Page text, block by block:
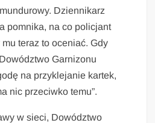
Dziennikarz
pomnika, na co policjant
teraz to oceniać. Gdy
Garnizonu
na przyklejanie kartek,
nic przeciwko temu”.
w sieci, Dowództwo